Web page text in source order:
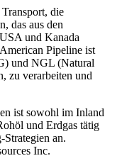
die
das aus den
und Kanada
Pipeline ist
und NGL (Natural
zu verarbeiten und
ist sowohl im Inland
und Erdgas tätig
an.
Inc.